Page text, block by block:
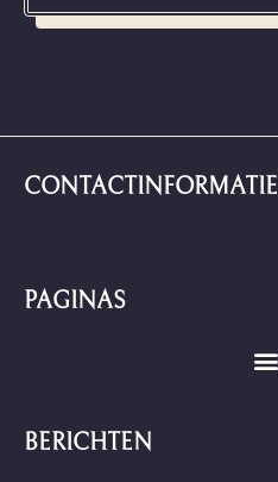
CONTACTINFORMATIE
PAGINAS
BERICHTEN